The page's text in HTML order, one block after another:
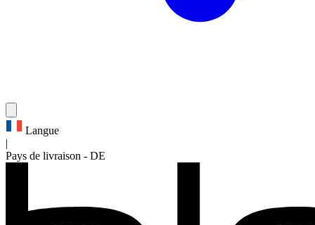
Langue
Pays de livraison - DE